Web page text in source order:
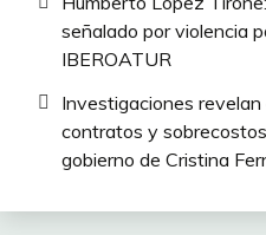
señalado por violencia
IBEROATUR
Investigaciones
contratos y
gobierno de Cristina